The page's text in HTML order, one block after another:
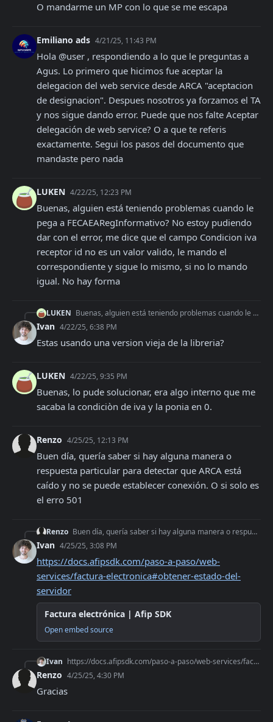
O mandarme un MP con lo que se me escapa
Emiliano ads 4/21/25, 11:43 PM
Hola @user , respondiendo a lo que le preguntas a
Agus. Lo primero que hicimos fue aceptar la
delegacion del web service desde ARCA "aceptacion
de designacion". Despues nosotros ya forzamos el TA
y nos sigue dando error. Puede que nos falte Aceptar
delegación de web service? O a que te referis
exactamente. Segui los pasos del documento que
mandaste pero nada
LUKEN 4/22/25, 12:23 PM
Buenas, alguien está teniendo problemas cuando le
pega a FECAEARegInformativo? No estoy pudiendo
dar con el error, me dice que el campo Condicion iva
receptor id no es un valor valido, le mando el
correspondiente y sigue lo mismo, si no lo mando
igual. No hay forma
LUKEN Buenas, alguien está teniendo problemas cuando le pega a FECAEARegInformativo? No estoy pudiendo dar con el error, me dice que el campo Condicion iva receptor i
Ivan 4/22/25, 6:38 PM
Estas usando una version vieja de la libreria?
LUKEN 4/22/25, 9:35 PM
Buenas, lo pude solucionar, era algo interno que me
sacaba la condiciòn de iva y la ponia en 0.
Renzo 4/25/25, 12:13 PM
Buen día, quería saber si hay alguna manera o
respuesta particular para detectar que ARCA está
caído y no se puede establecer conexión. O si solo es
el erro 501
Renzo Buen día, quería saber si hay alguna manera o respuesta particular para detectar que ARCA está caído y no se puede establecer conexión. O si solo es el erro 501
Ivan 4/25/25, 3:08 PM
https://docs.afipsdk.com/paso-a-paso/web-
services/factura-electronica#obtener-estado-del-
servidor
Factura electrónica | Afip SDK
Open embed source
Ivan https://docs.afipsdk.com/paso-a-paso/web-services/factura-electronica#obtener-estado-del-servidor
Renzo 4/25/25, 4:30 PM
Gracias